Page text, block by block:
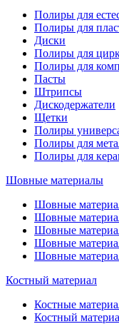
Полиры для
Полиры для
Диски
Полиры для
Полиры для
Пасты
Штрипсы
Дискодержатели
Щетки
Полиры
Полиры для
Полиры для
Шовные материалы
Шовные
Шовные
Шовные
Шовные
Шовные
Костный материал
Костные
Костный